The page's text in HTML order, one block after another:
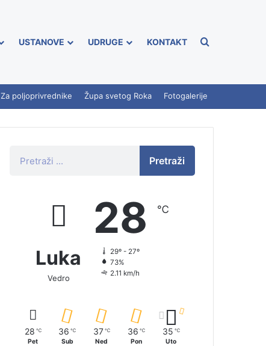
USTANOVE UDRUGE KONTAKT
Za poljoprivrednike Župa svetog Roka Fotogalerije
Pretraži
Luka
Vedro
28 ℃
29º - 27º
73%
2.11 km/h
28 ℃
Pet
36 ℃
Sub
37 ℃
Ned
36 ℃
Pon
35 ℃
Uto